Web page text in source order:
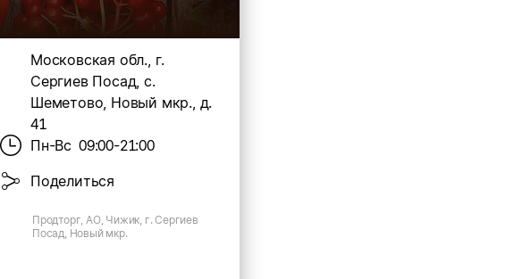
Московская обл., г.
Сергиев Посад, с.
Шеметово, Новый мкр., д.
41
Пн-Вс 09:00-21:00
Поделиться
Продторг, АО, Чижик, г. Сергиев
Посад, Новый мкр.